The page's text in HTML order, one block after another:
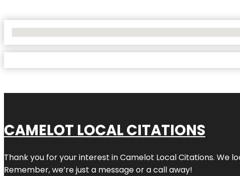
CAMELOT LOCAL CITATIONS
Thank you for your interest in Camelot Local Citations. We
Remember, we’re just a message or a call away!